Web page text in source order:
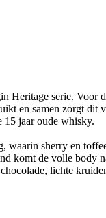
Heritage serie. Voor
en samen zorgt dit
15 jaar oude whisky.
waarin sherry en
komt de volle body
lichte